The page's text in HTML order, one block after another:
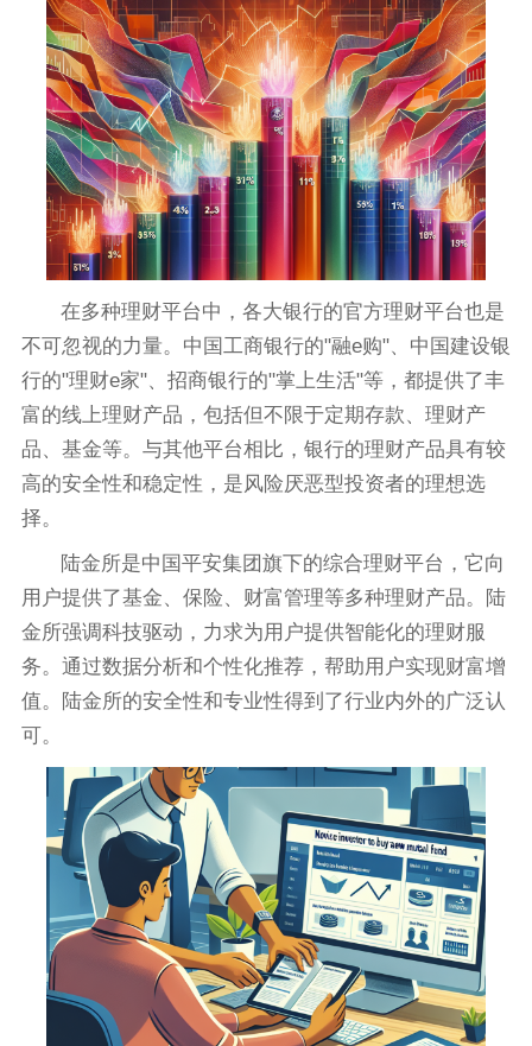
在多种理财平台中，各大银行的官方理财平台也是
不可忽视的力量。中国工商银行的"融e购"、中国建设银
行的"理财e家"、招商银行的"掌上生活"等，都提供了丰
富的线上理财产品，包括但不限于定期存款、理财产
品、基金等。与其他平台相比，银行的理财产品具有较
高的安全性和稳定性，是风险厌恶型投资者的理想选
择。
陆金所是中国平安集团旗下的综合理财平台，它向
用户提供了基金、保险、财富管理等多种理财产品。陆
金所强调科技驱动，力求为用户提供智能化的理财服
务。通过数据分析和个性化推荐，帮助用户实现财富增
值。陆金所的安全性和专业性得到了行业内外的广泛认
可。